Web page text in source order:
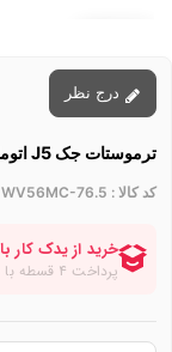
ترموستات جک J5 اتومات برند TAMA ژاپن
کد کالا : WV56MC-76.5